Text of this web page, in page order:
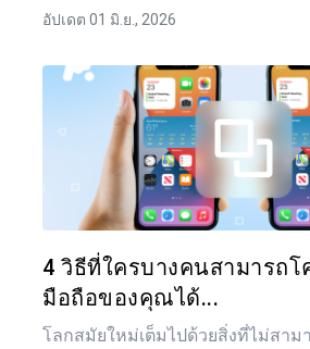
อัปเดต 01 มิ.ย., 2026
4 วิธีที่ใครบางคนสามารถ
มือถือของคุณได้...
โลกสมัยใหม่เต็มไปด้วยสิ่งที่ไม่สาม